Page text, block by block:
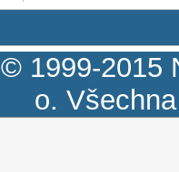
© 1999-2015
o.